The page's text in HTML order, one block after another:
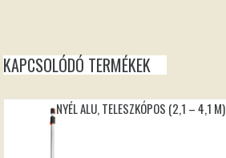
KAPCSOLÓDÓ TERMÉKEK
NYÉL ALU, TELESZKÓPOS (2,1 – 4,1 M)